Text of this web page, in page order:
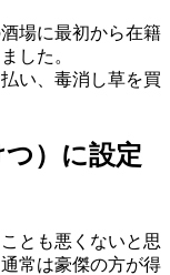
場に最初から在籍
した。
い、毒消し草を買
）に設定
とも悪くないと思
常は豪傑の方が得